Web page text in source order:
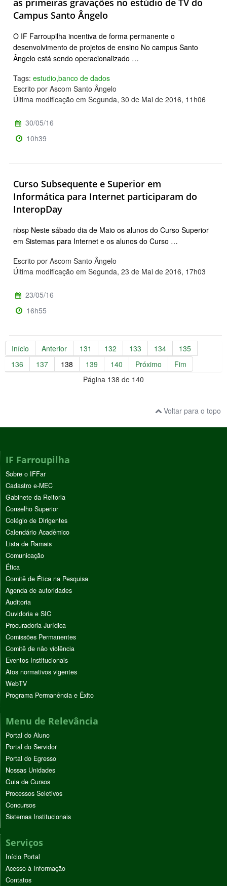
as primeiras gravações no estúdio de TV do
Campus Santo Ângelo
O IF Farroupilha incentiva de forma permanente o
desenvolvimento de projetos de ensino No campus Santo
Ângelo está sendo operacionalizado …
Tags: estudio,banco de dados
Escrito por Ascom Santo Ângelo
Última modificação em Segunda, 30 de Mai de 2016, 11h06
30/05/16
10h39
Curso Subsequente e Superior em
Informática para Internet participaram do
InteropDay
nbsp Neste sábado dia de Maio os alunos do Curso Superior
em Sistemas para Internet e os alunos do Curso …
Escrito por Ascom Santo Ângelo
Última modificação em Segunda, 23 de Mai de 2016, 17h03
23/05/16
16h55
Início Anterior 131 132 133 134
135
136
137 138 139 140 Próximo
Fim
Página 138 de 140
Voltar para o topo
IF Farroupilha
Sobre o IFFar
Cadastro e-MEC
Gabinete da Reitoria
Conselho Superior
Colégio de Dirigentes
Calendário Acadêmico
Lista de Ramais
Comunicação
Ética
Comitê de Ética na Pesquisa
Agenda de autoridades
Auditoria
Ouvidoria e SIC
Procuradoria Jurídica
Comissões Permanentes
Comitê de não violência
Eventos Institucionais
Atos normativos vigentes
WebTV
Programa Permanência e Êxito
Menu de Relevância
Portal do Aluno
Portal do Servidor
Portal do Egresso
Nossas Unidades
Guia de Cursos
Processos Seletivos
Concursos
Sistemas Institucionais
Serviços
Início Portal
Acesso à Informação
Contatos